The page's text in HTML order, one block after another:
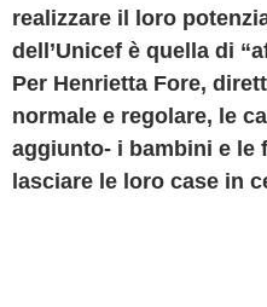
realizzare il loro
dell’Unicef è quella di
Per Henrietta Fore,
normale e regolare, le
aggiunto- i bambini e le
lasciare le loro case in